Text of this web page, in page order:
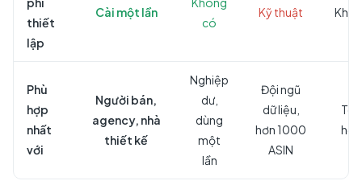
thiết
lập
Cài một lần
có
Kỹ thuật
Phù
hợp
nhất
với
Người bán,
agency, nhà
thiết kế
Nghiệp
dư,
dùng
một
lần
Đội ngũ
dữ liệu,
hơn 1000
ASIN
Tò